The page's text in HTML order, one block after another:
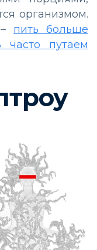
организмом.
пить больше
путаем